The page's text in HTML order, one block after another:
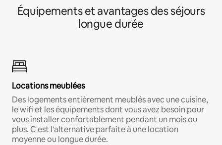
Équipements et avantages des séjours
longue durée
Locations meublées
Des logements entièrement meublés avec une cuisine,
le wifi et les équipements dont vous avez besoin pour
vous installer confortablement pendant un mois ou
plus. C'est l'alternative parfaite à une location
moyenne ou longue durée.